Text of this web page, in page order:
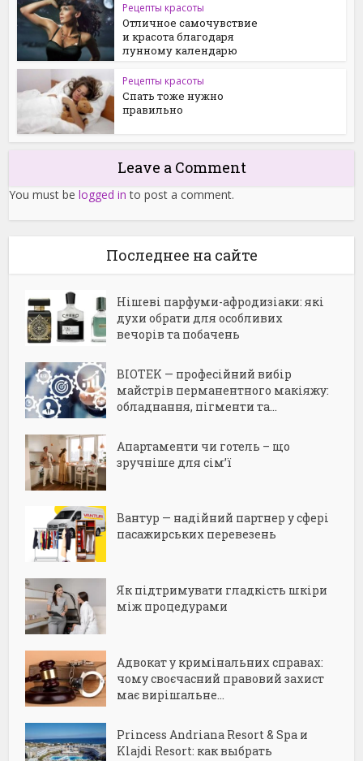
Рецепты красоты
Отличное самочувствие
и красота благодаря
лунному календарю
Рецепты красоты
Спать тоже нужно
правильно
Leave a Comment
You must belogged in to post a comment.
Последнее на сайте
Нішеві парфуми-афродизіаки: які
духи обрати для особливих
вечорів та побачень
BIOTEK — професійний вибір
майстрів перманентного макіяжу:
обладнання, пігменти та...
Апартаменти чи готель – що
зручніше для сім’ї
Вантур — надійний партнер у сфері
пасажирських перевезень
Як підтримувати гладкість шкіри
між процедурами
Адвокат у кримінальних справах:
чому своєчасний правовий захист
має вирішальне...
Princess Andriana Resort & Spa и
Klajdi Resort: как выбрать